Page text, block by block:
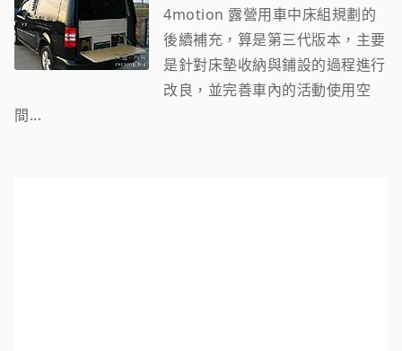
4motion 露營用車中床組規劃的
後續補充，算是第三代版本，主要
是針對床墊收納與鋪設的過程進行
改良，並完善車內的活動使用空
間...